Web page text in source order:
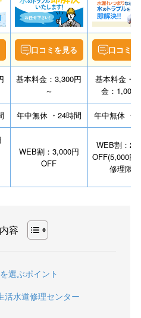
口コミを見る 口コミ
基本料金：3,300円
～
基本料金・
金：1,000
年中無休 ・24時間 年中無休 ・
WEB割：3,000円
OFF
WEB割：
OFF(5,000円
修理限
容
選ぶポイント
活水道修理センター